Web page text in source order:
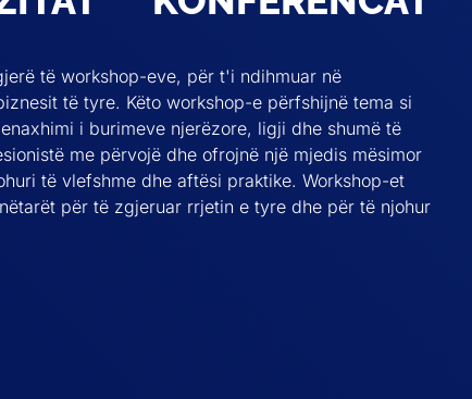
të workshop-eve, për t'i ndihmuar në
të tyre. Këto workshop-e përfshijnë tema si
i burimeve njerëzore, ligji dhe shumë të
me përvojë dhe ofrojnë një mjedis mësimor
të vlefshme dhe aftësi praktike. Workshop-et
për të zgjeruar rrjetin e tyre dhe për të njohur